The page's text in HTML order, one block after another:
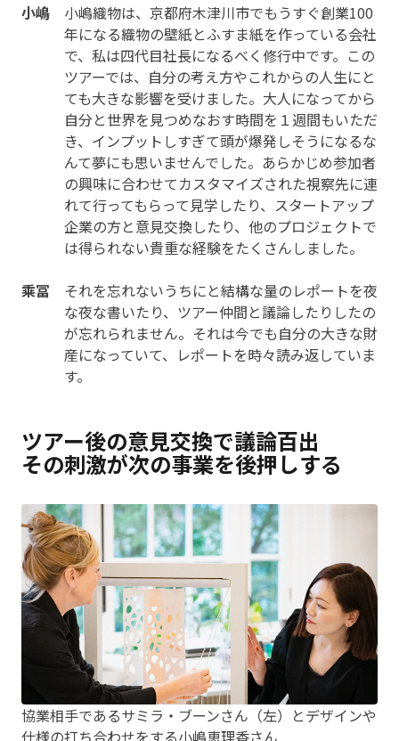
小嶋 小嶋織物は、京都府木津川市でもうすぐ創業100
年になる織物の壁紙とふすま紙を作っている会社
で、私は四代目社長になるべく修行中です。この
ツアーでは、自分の考え方やこれからの人生にと
ても大きな影響を受けました。大人になってから
自分と世界を見つめなおす時間を１週間もいただ
き、インプットしすぎて頭が爆発しそうになるな
んて夢にも思いませんでした。あらかじめ参加者
の興味に合わせてカスタマイズされた視察先に連
れて行ってもらって見学したり、スタートアップ
企業の方と意見交換したり、他のプロジェクトで
は得られない貴重な経験をたくさんしました。
乘冨 それを忘れないうちにと結構な量のレポートを夜
な夜な書いたり、ツアー仲間と議論したりしたの
が忘れられません。それは今でも自分の大きな財
産になっていて、レポートを時々読み返していま
す。
ツアー後の意見交換で議論百出
その刺激が次の事業を後押しする
協業相手であるサミラ・ブーンさん（左）とデザインや
仕様の打ち合わせをする小嶋恵理香さん